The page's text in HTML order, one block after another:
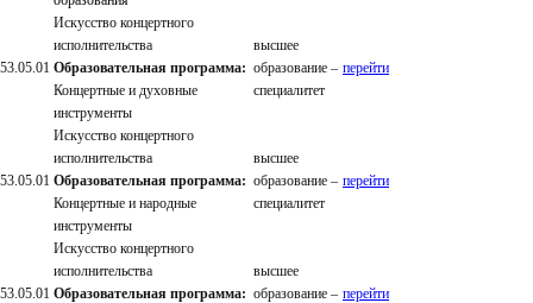
53.05.01
Искусство концертного
исполнительства
Образовательная программа:
Концертные и духовные
инструменты
высшее
образование –
специалитет
перейти
53.05.01
Искусство концертного
исполнительства
Образовательная программа:
Концертные и народные
инструменты
высшее
образование –
специалитет
перейти
53.05.01
Искусство концертного
исполнительства
Образовательная программа:
высшее
образование – перейти